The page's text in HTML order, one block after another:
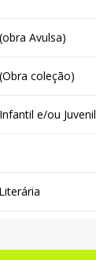
Avulsa)
coleção)
e/ou Juvenil